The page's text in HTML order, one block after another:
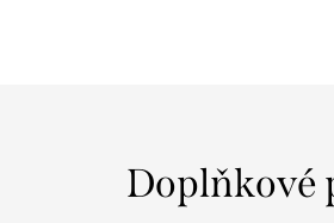
Doplňkové